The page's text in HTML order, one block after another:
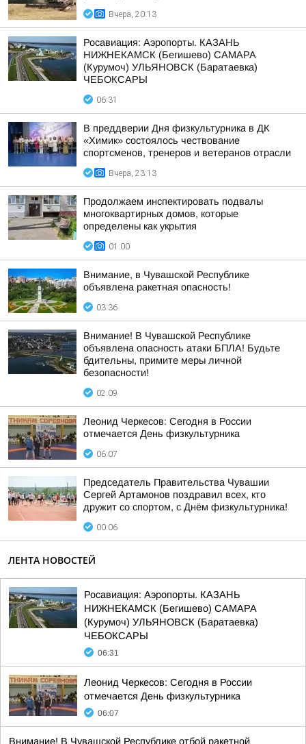
Вчера, 20:13
Росавиация: Аэропорты. КАЗАНЬ
НИЖНЕКАМСК (Бегишево) САМАРА
(Курумоч) УЛЬЯНОВСК (Баратаевка)
ЧЕБОКСАРЫ
06:31
В преддверии Дня физкультурника в ДК
«Химик» состоялось чествование
спортсменов, тренеров и ветеранов отрасли
Вчера, 23:13
Продолжаем инспектировать подвалы
многоквартирных домов, которые
определены как укрытия
01:00
Внимание, в Чувашской Республике
объявлена ракетная опасность!
03:36
Внимание! В Чувашской Республике
объявлена опасность атаки БПЛА! Будьте
бдительны, примите меры личной
безопасности!
02:09
Леонид Черкесов: Сегодня в России
отмечается День физкультурника
06:07
Председатель Правительства Чувашии
Сергей Артамонов поздравил всех, кто
дружит со спортом, с Днём физкультурника!
00:06
ЛЕНТА НОВОСТЕЙ
Росавиация: Аэропорты. КАЗАНЬ
НИЖНЕКАМСК (Бегишево) САМАРА
(Курумоч) УЛЬЯНОВСК (Баратаевка)
ЧЕБОКСАРЫ
06:31
Леонид Черкесов: Сегодня в России
отмечается День физкультурника
06:07
Внимание! В Чувашской Республике отбой ракетной